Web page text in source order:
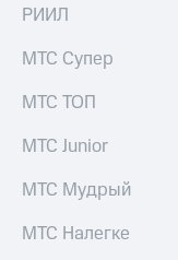
Другое
Регистратор
Реквизиты
Контакты
развитие
деловая этика
На главную
РИИЛ
МТС Супер
МТС ТОП
МТС Junior
МТС Мудрый
МТС Налегке